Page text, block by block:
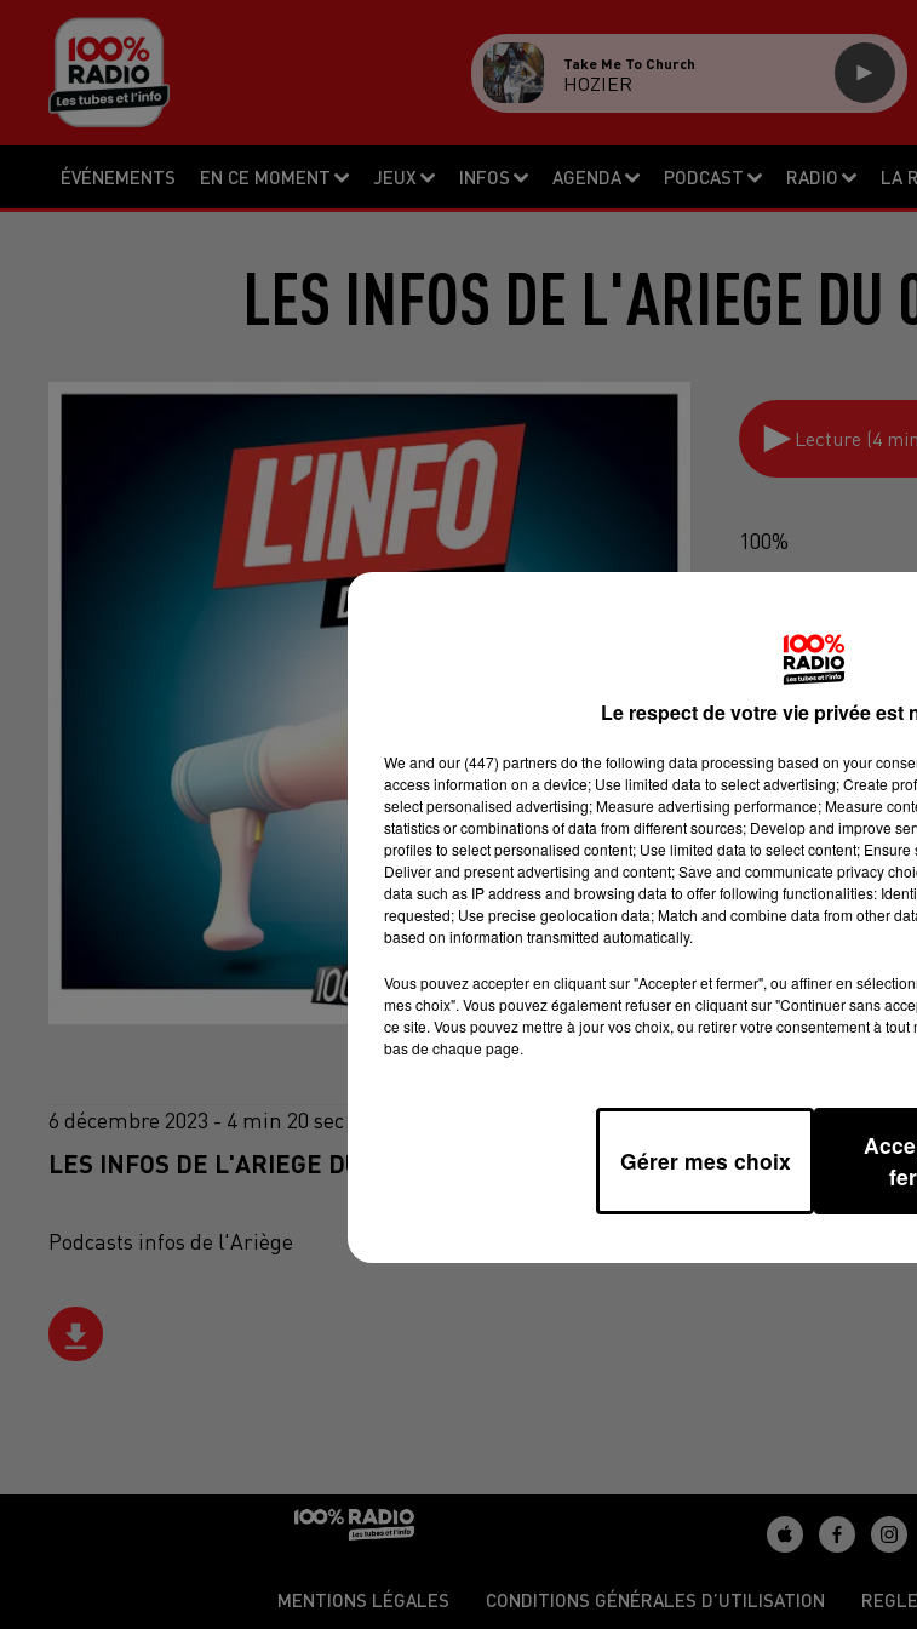
ÉVÉNEMENTS EN CE MOMENT JEUX INFOS AGENDA PODCAST RADIO LA
Take Me To Church
HOZIER
LES INFOS DE L'ARIEGE
Lecture (4
100%
6 décembre 2023 - 4 min 20 sec
LES INFOS DE L'ARIEGE DU 06/12/2023 À 08H59
Podcasts infos de l'Ariège
MENTIONS LÉGALES CONDITIONS GÉNÉRALES D’UTILISATION
Le respect de votre vie privée est
We and our (447) partnersdo the following data processing based on your
access information on a device; Use limited data to select advertising; Create
select personalised advertising; Measure advertising performance; Measure
statistics or combinations of data from different sources; Develop and improve
profiles to select personalised content; Use limited data to select content;
Deliver and present advertising and content; Save and communicate privacy
data such as IP address and browsing data to offer following functionalities:
requested; Use precise geolocation data; Match and combine data from other
based on information transmitted automatically.
Vous pouvez accepter en cliquant sur "Accepter et fermer", ou affiner en
mes choix". Vous pouvez également refuser en cliquant sur "Continuer sans
ce site. Vous pouvez mettre à jour vos choix, ou retirer votre consentement à
bas de chaque page.
Gérer mes choix